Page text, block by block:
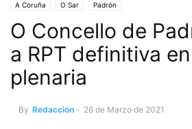
A Coruña O Sar Padrón
O Concello de
a RPT definitiva
plenaria
By Redacción - 26 de Marzo de 2021